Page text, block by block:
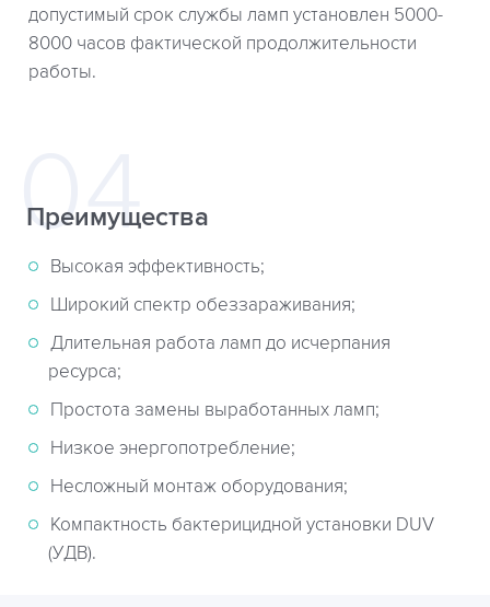
допустимый срок службы ламп установлен 5000-
8000 часов фактической продолжительности
работы.
Преимущества
Высокая эффективность;
Широкий спектр обеззараживания;
Длительная работа ламп до исчерпания
ресурса;
Простота замены выработанных ламп;
Низкое энергопотребление;
Несложный монтаж оборудования;
Компактность бактерицидной установки DUV
(УДВ).